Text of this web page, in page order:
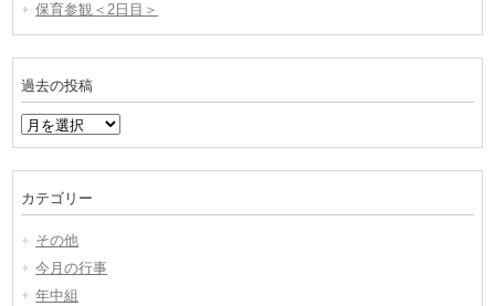
保育参観＜2日目＞
過去の投稿
過
去
稿
カテゴリー
その他
今月の行事
年中組